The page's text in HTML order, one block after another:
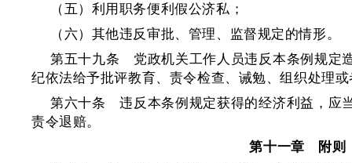
（五）利用职务便利假公济私；
（六）其他违反审批、管理、监督规定的情形。
第五十九条 党政机关工作人员违反本条例规定
纪依法给予批评教育、责令检查、诫勉、组织处理
第六十条 违反本条例规定获得的经济利益，应
责令退赔。
第十一章 附则